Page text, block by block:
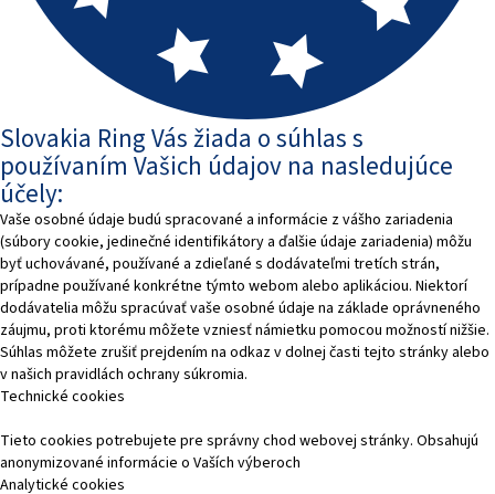
Slovakia Ring Vás žiada o súhlas s
používaním Vašich údajov na nasledujúce
účely:
Vaše osobné údaje budú spracované a informácie z vášho zariadenia
(súbory cookie, jedinečné identifikátory a ďalšie údaje zariadenia) môžu
byť uchovávané, používané a zdieľané s dodávateľmi tretích strán,
prípadne používané konkrétne týmto webom alebo aplikáciou. Niektorí
dodávatelia môžu spracúvať vaše osobné údaje na základe oprávneného
záujmu, proti ktorému môžete vzniesť námietku pomocou možností nižšie.
Súhlas môžete zrušiť prejdením na odkaz v dolnej časti tejto stránky alebo
v našich pravidlách ochrany súkromia.
Technické cookies
Tieto cookies potrebujete pre správny chod webovej stránky. Obsahujú
anonymizované informácie o Vaších výberoch
Analytické cookies